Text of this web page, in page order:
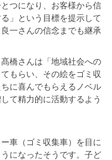
つになり、お客様から信
」という目標を提示して
一さんの信念までも継承
橋さんは「地域社会への
もらい、その絵をゴミ収
に喜んでもらえるノベル
て精力的に活動するよう
車（ゴミ収集車）を目に
になったそうです。子ど